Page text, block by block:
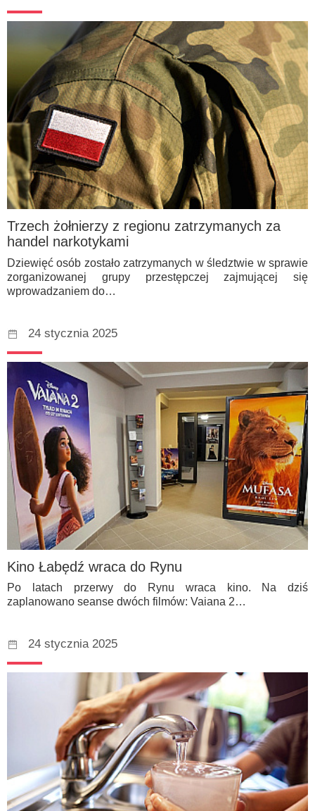
Trzech żołnierzy z regionu zatrzymanych za
handel narkotykami
Dziewięć osób zostało zatrzymanych w śledztwie w sprawie
zorganizowanej grupy przestępczej zajmującej się
wprowadzaniem do…
24 stycznia 2025
Kino Łabędź wraca do Rynu
Po latach przerwy do Rynu wraca kino. Na dziś
zaplanowano seanse dwóch filmów: Vaiana 2…
24 stycznia 2025